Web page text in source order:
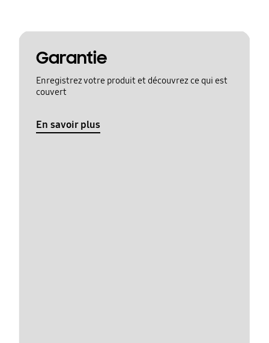
Garantie
Enregistrez votre produit et découvrez ce qui est
couvert
En savoir plus